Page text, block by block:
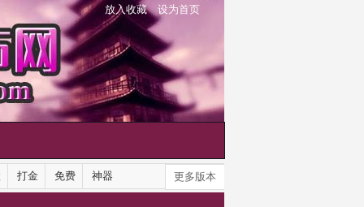
放入收藏 设为首页
打金 免费 神器 更多版本